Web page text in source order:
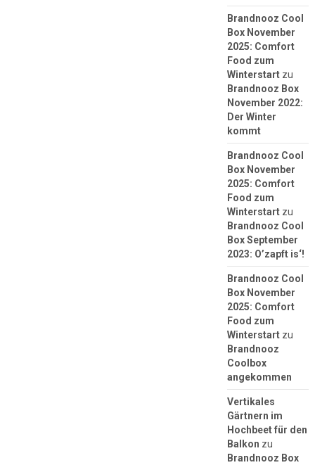
Brandnooz Cool
Box November
2025: Comfort
Food zum
Winterstartzu
Brandnooz Box
November 2022:
Der Winter
kommt
Brandnooz Cool
Box November
2025: Comfort
Food zum
Winterstartzu
Brandnooz Cool
Box September
2023: O’zapft is‘!
Brandnooz Cool
Box November
2025: Comfort
Food zum
Winterstartzu
Brandnooz
Coolbox
angekommen
Vertikales
Gärtnern im
Hochbeet für den
Balkon zu
Brandnooz Box